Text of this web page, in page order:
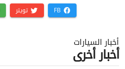
FB تويتر
أخبار السيارات
أخبار أخرى